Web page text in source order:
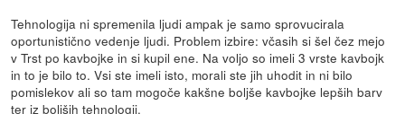
Tehnologija ni spremenila ljudi ampak je samo sprovucirala
oportunistično vedenje ljudi. Problem izbire: včasih si šel čez mejo
v Trst po kavbojke in si kupil ene. Na voljo so imeli 3 vrste kavbojk
in to je bilo to. Vsi ste imeli isto, morali ste jih uhodit in ni bilo
pomislekov ali so tam mogoče kakšne boljše kavbojke lepših barv
ter iz boljših tehnologij.